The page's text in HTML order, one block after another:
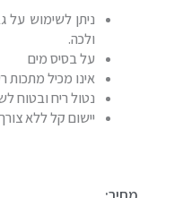
ניתן לשימוש על
ולכה.
על בסיס מים
אינו מכיל מתכות
נטול ריח ובטוח
יישום קל ללא